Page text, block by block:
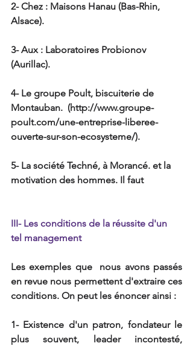
2- Chez : Maisons Hanau (Bas-Rhin,
Alsace).
3- Aux : Laboratoires Probionov
(Aurillac).
4- Le groupe Poult, biscuiterie de
Montauban.  (http://www.groupe-
poult.com/une-entreprise-liberee-
ouverte-sur-son-ecosysteme/).
5- La société Techné, à Morancé. et la
motivation des hommes. Il faut
III- Les conditions de la réussite d'un
tel management
Les exemples que  nous avons passés
en revue nous permettent d'extraire ces
conditions. On peut les énoncer ainsi :
1- Existence d'un patron, fondateur le
plus souvent, leader incontesté,